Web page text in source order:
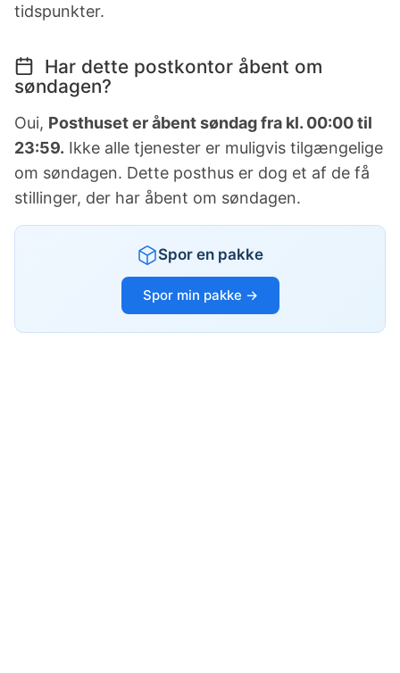
tidspunkter.
Har dette postkontor åbent om
søndagen?
Oui, Posthuset er åbent søndag fra kl. 00:00 til
23:59. Ikke alle tjenester er muligvis tilgængelige
om søndagen. Dette posthus er dog et af de få
stillinger, der har åbent om søndagen.
Spor en pakke
Spor min pakke →